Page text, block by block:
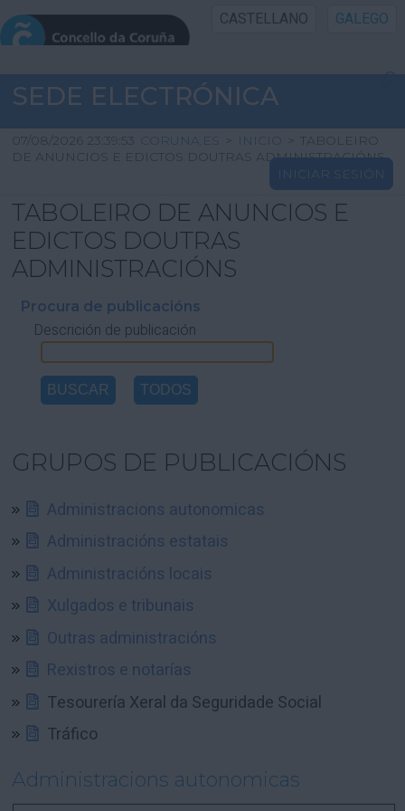
CASTELLANO GALEGO
INICIO SEDE
INICIO
INFORMACIÓN PÚBLICA
CARTAFOL CIDADÁN
UTILIDADES
AXUDA
SEDE ELECTRÓNICA
07/08/2026 23:39:53 CORUNA.ES > INICIO > TABOLEIRO
DE ANUNCIOS E EDICTOS DOUTRAS ADMINISTRACIÓNS
INICIAR SESIÓN
TABOLEIRO DE ANUNCIOS E
EDICTOS DOUTRAS
ADMINISTRACIÓNS
Procura de publicacións
Descrición de publicación
GRUPOS DE PUBLICACIÓNS
Administracions autonomicas
Administracións estatais
Administracións locais
Xulgados e tribunais
Outras administracións
Rexistros e notarías
Tesourería Xeral da Seguridade Social
Tráfico
Administracions autonomicas